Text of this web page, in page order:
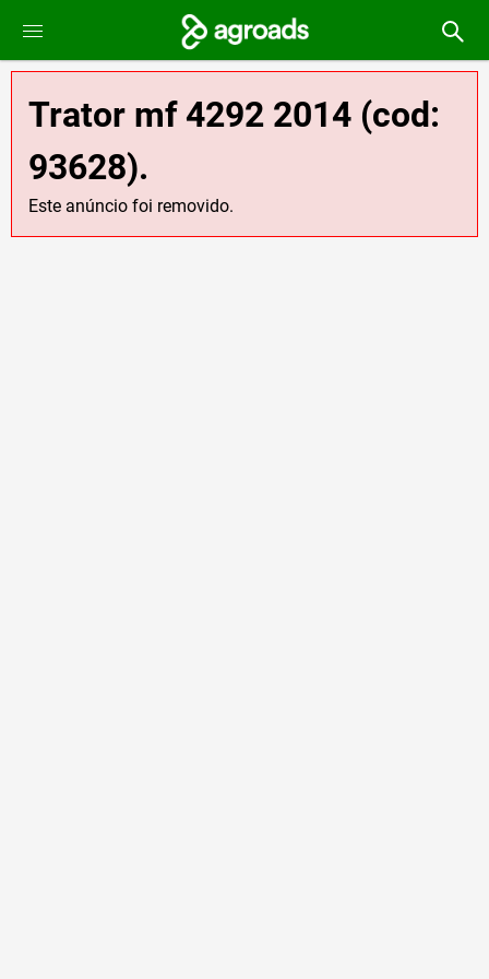
Trator mf 4292 2014 (cod:
93628).
Este anúncio foi removido.